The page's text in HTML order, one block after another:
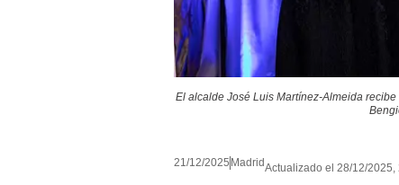
El alcalde José Luis Martínez-Almeida
21/12/2025 MadridActualizado el 28/12/2025,